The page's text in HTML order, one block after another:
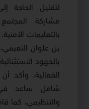
لتقليل الحاجة
مشاركة
بالتعليمات الأمنية.
بن علوان النعيمي،
بالجهود
الفعالية، وأكد أن
شامل ساعد في
والتنظيمي، كما